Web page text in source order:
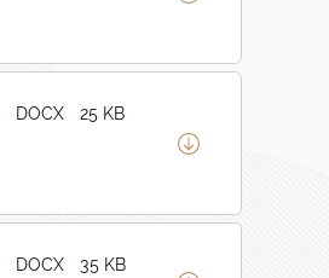
DOCX 25 KB
DOCX 35 KB